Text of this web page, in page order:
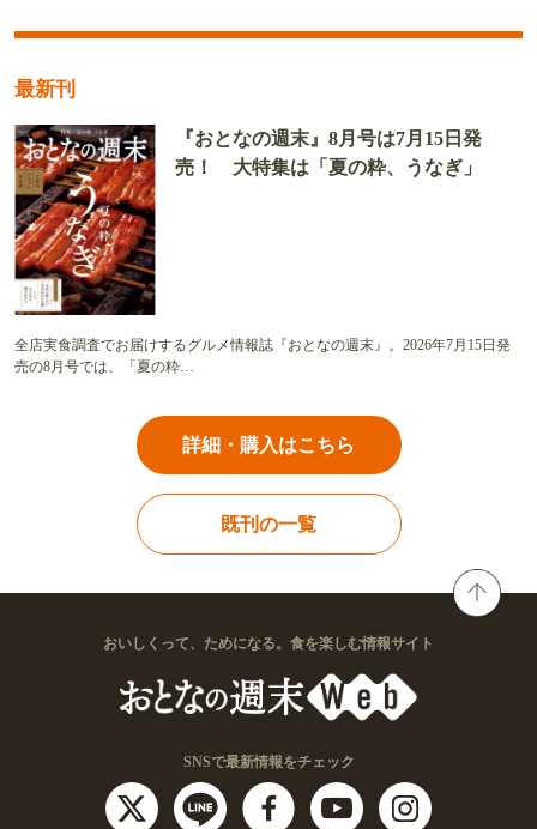
最新刊
『おとなの週末』8月号は7月15日発
売！ 大特集は「夏の粋、うなぎ」
全店実食調査でお届けするグルメ情報誌『おとなの週末』。2026年7月15日発
売の8月号では、「夏の粋…
詳細・購入はこちら
既刊の一覧
おいしくって、ためになる。食を楽しむ情報サイト
SNSで最新情報をチェック